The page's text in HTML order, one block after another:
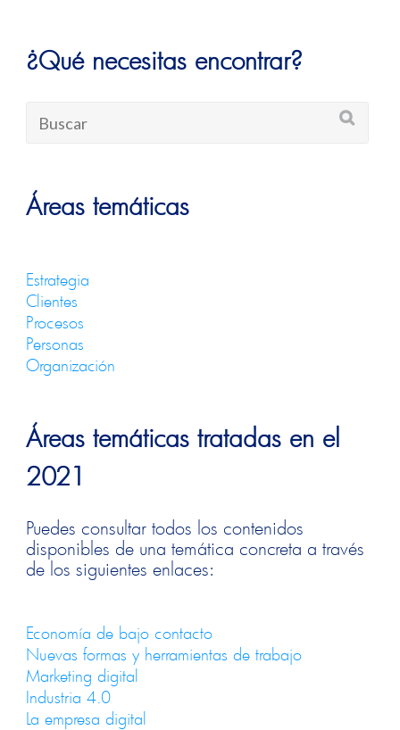
¿Qué necesitas encontrar?
Áreas temáticas
Estrategia
Clientes
Procesos
Personas
Organización
Áreas temáticas tratadas en el
2021
Puedes consultar todos los contenidos
disponibles de una temática concreta a través
de los siguientes enlaces:
Economía de bajo contacto
Nuevas formas y herramientas de trabajo
Marketing digital
Industria 4.0
La empresa digital